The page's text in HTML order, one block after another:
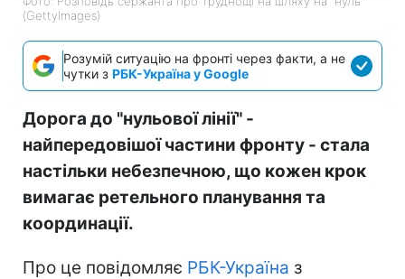
(GettyImages)
Розумій ситуацію на фронті через факти, а не
чутки з РБК-Україна у Google
Дорога до "нульової лінії" -
найпередовішої частини фронту - стала
настільки небезпечною, що кожен крок
вимагає ретельного планування та
координації.
Про це повідомляє РБК-Україна з